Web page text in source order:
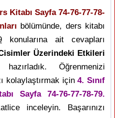
Kitabı Sayfa 74-76-77-78-
bölümünde, ders kitabı
konularına ait cevapları
Üzerindeki Etkileri
Öğrenmenizi
kolaylaştırmak için4. Sınıf
Sayfa 74-76-77-78-79.
inceleyin. Başarınızı